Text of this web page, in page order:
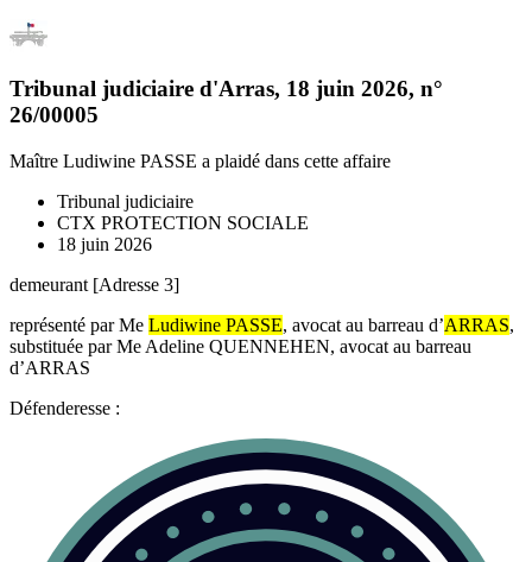
Tribunal judiciaire d'Arras, 18 juin 2026, n°
26/00005
Maître Ludiwine PASSE a plaidé dans cette affaire
Tribunal judiciaire
CTX PROTECTION SOCIALE
18 juin 2026
demeurant [Adresse 3]
représenté par Me Ludiwine PASSE, avocat au barreau d’ARRAS,
substituée par Me Adeline QUENNEHEN, avocat au barreau
d’ARRAS
Défenderesse :